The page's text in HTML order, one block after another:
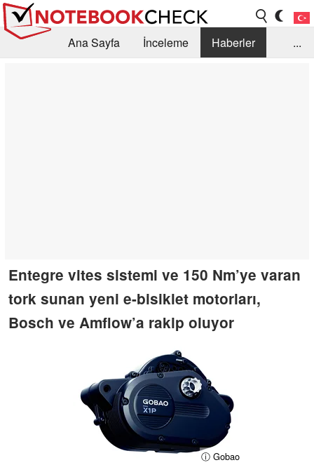
Ana Sayfa İnceleme
Haberler
...
Entegre vites sistemi ve 150 Nm’ye varan
tork sunan yeni e-bisiklet motorları,
Bosch ve Amflow’a rakip oluyor
ⓘ Gobao